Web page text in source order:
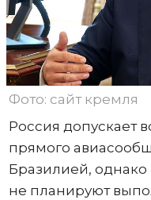
Фото: сайт кремля
Россия допускает
прямого
Бразилией,
не планируют